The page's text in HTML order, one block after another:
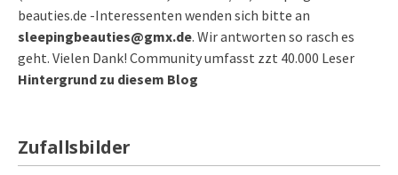
beauties.de -Interessenten wenden sich bitte an
sleepingbeauties@gmx.de. Wir antworten so rasch es
geht. Vielen Dank! Community umfasst zzt 40.000 Leser
Hintergrund zu diesem Blog
Zufallsbilder